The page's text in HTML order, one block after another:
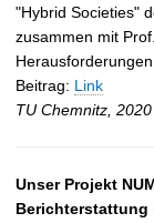
"Hybrid Societies"
zusammen mit
Beitrag: Link
TU Chemnitz, 2020
Unser Projekt
Berichterstattung